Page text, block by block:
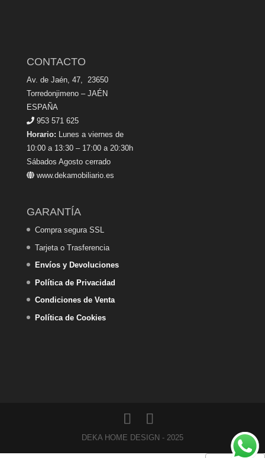
CONTACTO
Av. de Jaén, 47, 23650
Torredonjimeno – JAÉN
ESPAÑA
953 571 625
Horario: Lunes a viernes de
10:00 a 13:30 – 17:00 a 20:30h
Sábados Agosto cerrado
www.dekamobiliario.es
GARANTÍA
Compra segura SSL
Tarjeta o Trasferencia
Envíos y Devoluciones
Política de Privacidad
Condiciones de Venta
Política de Cookies
DEKA HOME DESIGN - 2025